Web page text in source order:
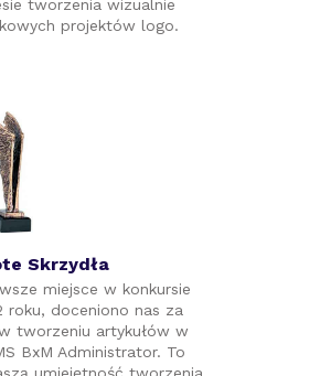
tworzenia wizualnie
projektów logo.
Skrzydła
miejsce w konkursie
roku, doceniono nas za
tworzeniu artykułów w
BxM Administrator. To